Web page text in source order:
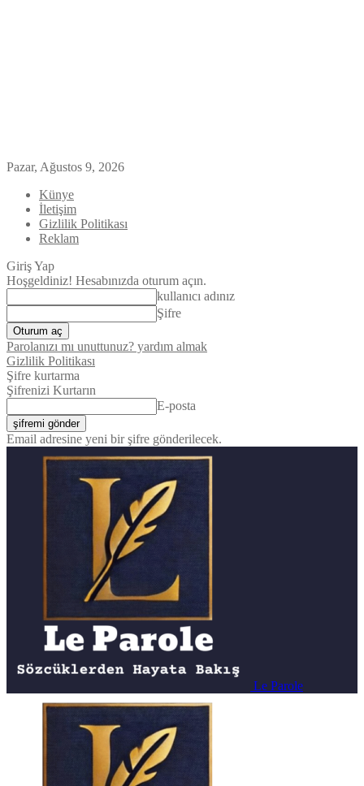
Pazar, Ağustos 9, 2026
Künye
İletişim
Gizlilik Politikası
Reklam
Giriş Yap
Hoşgeldiniz! Hesabınızda oturum açın.
kullanıcı adınız
Şifre
Parolanızı mı unuttunuz? yardım almak
Gizlilik Politikası
Şifre kurtarma
Şifrenizi Kurtarın
E-posta
Email adresine yeni bir şifre gönderilecek.
Le Parole